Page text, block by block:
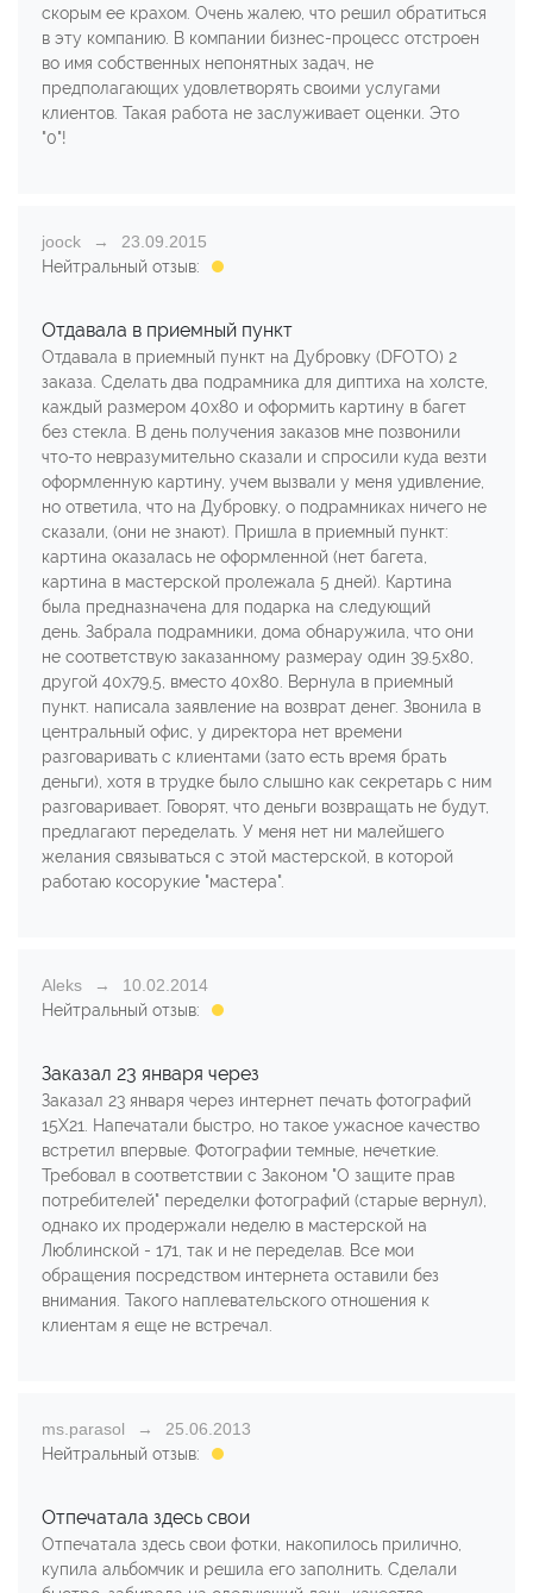
скорым ее крахом. Очень жалею, что решил обратиться
в эту компанию. В компании бизнес-процесс отстроен
во имя собственных непонятных задач, не
предполагающих удовлетворять своими услугами
клиентов. Такая работа не заслуживает оценки. Это
"0"!
joock
23.09.2015
Нейтральный отзыв:
Отдавала в приемный пункт
Отдавала в приемный пункт на Дубровку (DFOTO) 2
заказа. Сделать два подрамника для диптиха на холсте,
каждый размером 40х80 и оформить картину в багет
без стекла. В день получения заказов мне позвонили
что-то невразумительно сказали и спросили куда везти
оформленную картину, учем вызвали у меня удивление,
но ответила, что на Дубровку, о подрамниках ничего не
сказали, (они не знают). Пришла в приемный пункт:
картина оказалась не оформленной (нет багета,
картина в мастерской пролежала 5 дней). Картина
была предназначена для подарка на следующий
день. Забрала подрамники, дома обнаружила, что они
не соответствую заказанному размерау один 39.5х80,
другой 40х79,5, вместо 40х80. Вернула в приемный
пункт. написала заявление на возврат денег. Звонила в
центральный офис, у директора нет времени
разговаривать с клиентами (зато есть время брать
деньги), хотя в трудке было слышно как секретарь с ним
разговаривает. Говорят, что деньги возвращать не будут,
предлагают переделать. У меня нет ни малейшего
желания связываться с этой мастерской, в которой
работаю косорукие "мастера".
Aleks
10.02.2014
Нейтральный отзыв:
Заказал 23 января через
Заказал 23 января через интернет печать фотографий
15Х21. Напечатали быстро, но такое ужасное качество
встретил впервые. Фотографии темные, нечеткие.
Требовал в соответствии с Законом "О защите прав
потребителей" переделки фотографий (старые вернул),
однако их продержали неделю в мастерской на
Люблинской - 171, так и не переделав. Все мои
обращения посредством интернета оставили без
внимания. Такого наплевательского отношения к
клиентам я еще не встречал.
ms.parasol
25.06.2013
Нейтральный отзыв:
Отпечатала здесь свои
Отпечатала здесь свои фотки, накопилось прилично,
купила альбомчик и решила его заполнить. Сделали